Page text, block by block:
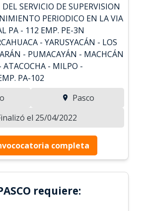
SERVICIO DE SUPERVISION
PERIODICO EN LA VIA
PA - 112 EMP. PE-3N
- YARUSYACÁN - LOS
- PUMACAYÁN - MACHCÁN
ATACOCHA - MILPO -
PA-102
Pasco
el 25/04/2022
completa
requiere: